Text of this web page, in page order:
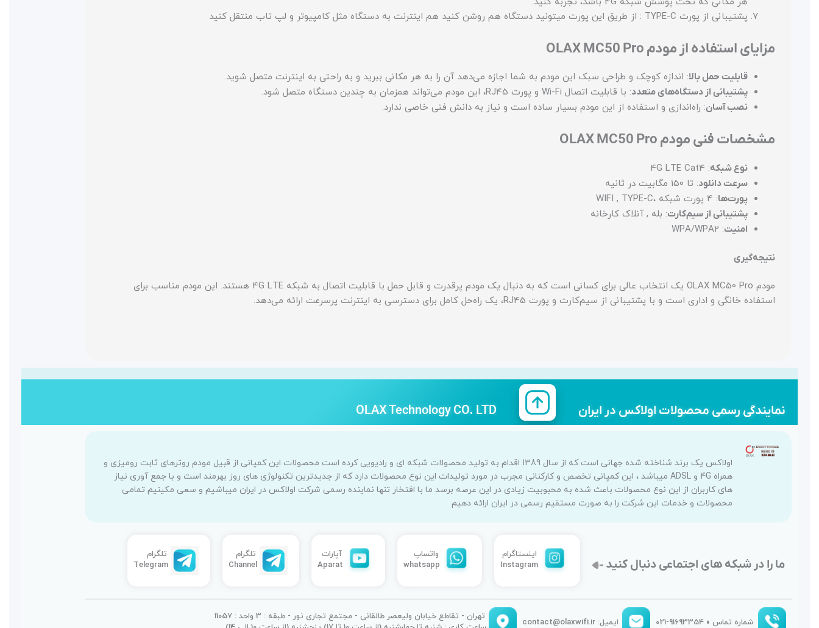
پشتیبانی از پورت TYPE-C : از طریق این پورت میتونید دستگاه هم روشن کنید هم اینترنت به دستگاه مثل کامپیوتر و لپ تاب منتقل کنید
مزایای استفاده از مودم OLAX MC50 Pro
قابلیت حمل بالا: اندازه کوچک و طراحی سبک این مودم به شما اجازه می‌دهد آن را به هر مکانی ببرید و به راحتی به اینترنت متصل شوید.
پشتیبانی از دستگاه‌های متعدد: با قابلیت اتصال Wi-Fi و پورت RJ45، این مودم می‌تواند همزمان به چندین دستگاه متصل شود.
نصب آسان: راه‌اندازی و استفاده از این مودم بسیار ساده است و نیاز به دانش فنی خاصی ندارد.
مشخصات فنی مودم OLAX MC50 Pro
نوع شبکه: 4G LTE Cat4
سرعت دانلود: تا 150 مگابیت در ثانیه
پورت‌ها: 4 پورت شبکه ،WIFI , TYPE-C
پشتیبانی از سیم‌کارت: بله , آنلاک کارخانه
امنیت: WPA/WPA2
نتیجه‌گیری
مودم OLAX MC50 Pro یک انتخاب عالی برای کسانی است که به دنبال یک مودم پرقدرت و قابل حمل با قابلیت اتصال به شبکه 4G LTE هستند. این مودم مناسب برای
استفاده خانگی و اداری است و با پشتیبانی از سیم‌کارت و پورت RJ45، یک راه‌حل کامل برای دسترسی به اینترنت پرسرعت ارائه می‌دهد.
نمایندگی رسمی محصولات اولاکس در ایران OLAX Technology CO. LTD
اولاکس یک برند شناخته شده جهانی است که از سال 1389 اقدام به تولید محصولات شبکه ای و رادیویی کرده است محصولات این کمپانی از قبیل مودم روترهای ثابت رومیزی و
همراه 4G و ADSL میباشد ، این کمپانی تخصص و کارکنانی مجرب در مورد تولیدات این نوع محصولات دارد که از جدیدترین تکنولوژی های روز بهرمند است و با جمع آوری نیاز
های کاربران از این نوع محصولات باعث شده به محبوبیت زیادی در این عرصه برسد ما با افتخار تنها نماینده رسمی شرکت اولاکس در ایران میباشیم و سعی مکینیم تمامی
محصولات و خدمات این شرکت را به صورت مستقیم رسمی در ایران ارائه دهیم
ما را در شبکه های اجتماعی دنبال کنید
اینستاگرام
Instagram
واتساپ
whatsapp
آپارات
Aparat
تلگرام
Channel
تلگرام
Telegram
شماره تماس » 91693354-021 ایمیل: contact@olaxwifi.ir
تهران - تقاطع خیابان ولیعصر طالقانی - مجتمع تجاری نور - طبقه : 3 واحد : 11057